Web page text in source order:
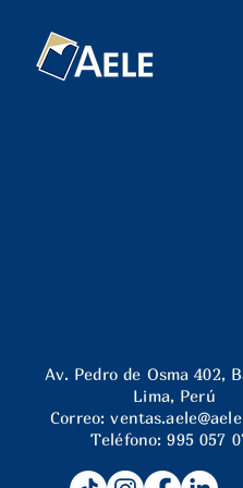
Av. Pedro de Osma 402,
Lima, Perú
Correo:
Teléfono:995 057